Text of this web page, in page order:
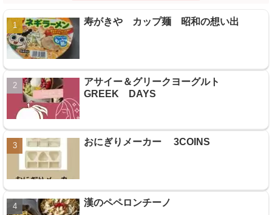
寿がきや カップ麺 昭和の想い出
アサイー＆グリークヨーグルト
GREEK DAYS
おにぎりメーカー 3COINS
漢のペペロンチーノ